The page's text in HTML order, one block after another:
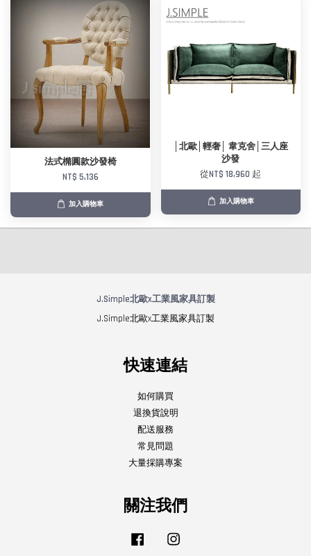
法式橢圓款沙發椅
NT$ 5,136
加入購物車
│北歐│輕奢│ 韋克舍│三人座
沙發
從NT$ 18,960 起
加入購物車
J.Simple北歐x工業風家具訂製
J.Simple北歐x工業風家具訂製
快速連結
如何購買
退換貨說明
配送服務
常見問題
大量採購專案
關注我們
Facebook